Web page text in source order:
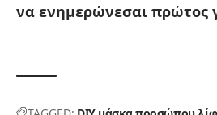
να ενημερώνεσαι πρώτος